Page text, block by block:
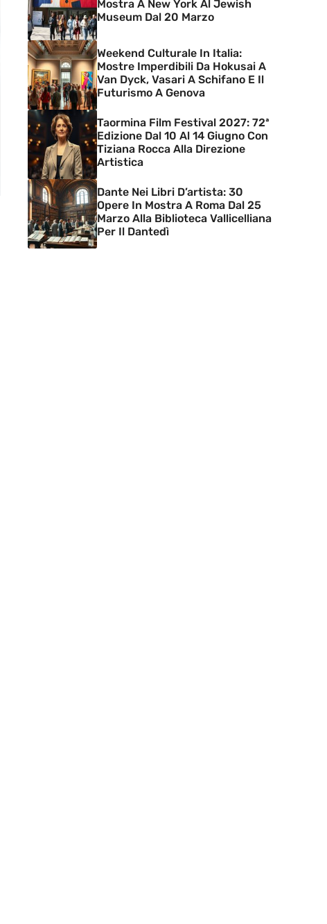
Mostra A New York Al Jewish
Museum Dal 20 Marzo
Weekend Culturale In Italia:
Mostre Imperdibili Da Hokusai A
Van Dyck, Vasari A Schifano E Il
Futurismo A Genova
Taormina Film Festival 2027: 72ª
Edizione Dal 10 Al 14 Giugno Con
Tiziana Rocca Alla Direzione
Artistica
Dante Nei Libri D’artista: 30
Opere In Mostra A Roma Dal 25
Marzo Alla Biblioteca Vallicelliana
Per Il Dantedì